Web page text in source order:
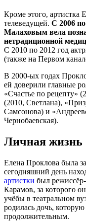
Кроме этого, артистка
телеведущей. С 2006
Малаховым вела
нетрадиционной
С 2010 по 2012 год
(также на Первом
В 2000-ых годах
ей доверили главные
«Счастье по рецепту»
(2010, Светлана),
Самсонова) и
Чернобаевская).
Личная жизнь
Елена Проклова была
сегодняшний день
артистки был
Карамов, за которого
учёбы в театральном
родилась дочь,
продолжительным.